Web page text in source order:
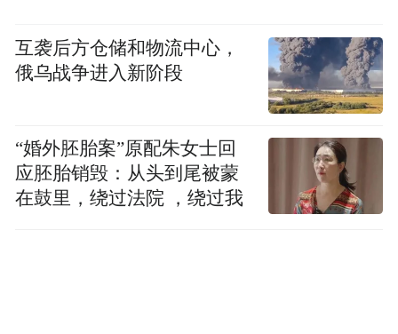
pictures and audios if any) is uploaded and posted
by the user of Dafeng Hao, which is a social media
platform and merely provides information storage
互袭后方仓储和物流中心，
俄乌战争进入新阶段
“婚外胚胎案”原配朱女士回
应胚胎销毁：从头到尾被蒙
在鼓里，绕过法院 ，绕过我